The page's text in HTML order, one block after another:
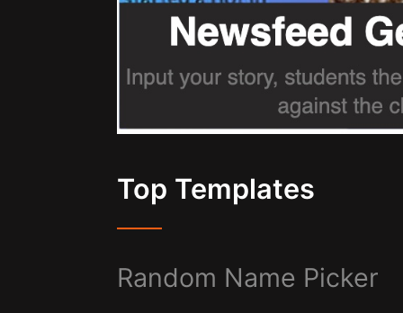
Top Templates
Random Name Picker